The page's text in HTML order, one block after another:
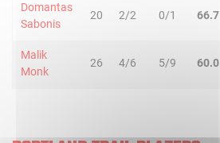
Domantas
Sabonis
20 2/2 0/1 66.7
Malik
Monk
26 4/6 5/9 60.0